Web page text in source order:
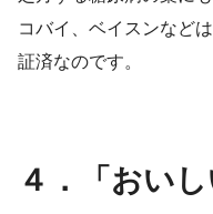
コバイ、ベイスンなど
証済なのです。
４．「おい